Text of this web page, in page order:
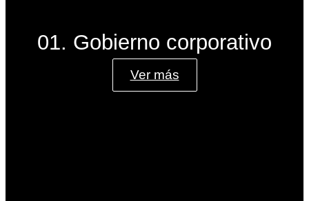
01. Gobierno corporativo
Ver más